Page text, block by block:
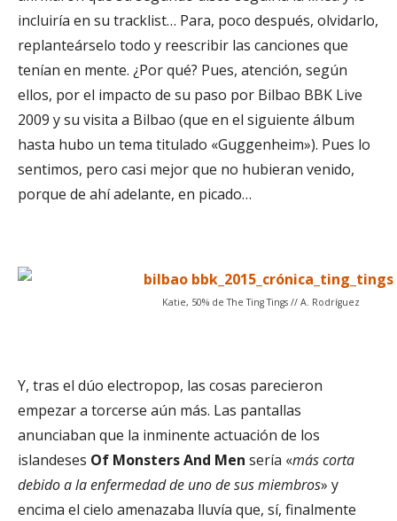
incluiría en su tracklist… Para, poco después, olvidarlo,
replanteárselo todo y reescribir las canciones que
tenían en mente. ¿Por qué? Pues, atención, según
ellos, por el impacto de su paso por Bilbao BBK Live
2009 y su visita a Bilbao (que en el siguiente álbum
hasta hubo un tema titulado «Guggenheim»). Pues lo
sentimos, pero casi mejor que no hubieran venido,
porque de ahí adelante, en picado…
Katie, 50% de The Ting Tings // A. Rodríguez
Y, tras el dúo electropop, las cosas parecieron
empezar a torcerse aún más. Las pantallas
anunciaban que la inminente actuación de los
islandeses Of Monsters And Men sería «más corta
debido a la enfermedad de uno de sus miembros» y
encima el cielo amenazaba lluvía que, sí, finalmente